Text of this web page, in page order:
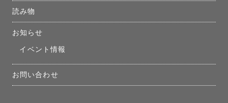
読み物
お知らせ
イベント情報
お問い合わせ